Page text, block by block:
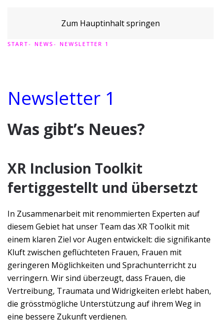
Zum Hauptinhalt springen
START NEWS NEWSLETTER 1
Newsletter 1
Was gibt’s Neues?
XR Inclusion Toolkit
fertiggestellt und übersetzt
In Zusammenarbeit mit renommierten Experten auf
diesem Gebiet hat unser Team das XR Toolkit mit
einem klaren Ziel vor Augen entwickelt: die signifikante
Kluft zwischen geflüchteten Frauen, Frauen mit
geringeren Möglichkeiten und Sprachunterricht zu
verringern. Wir sind überzeugt, dass Frauen, die
Vertreibung, Traumata und Widrigkeiten erlebt haben,
die grösstmögliche Unterstützung auf ihrem Weg in
eine bessere Zukunft verdienen.